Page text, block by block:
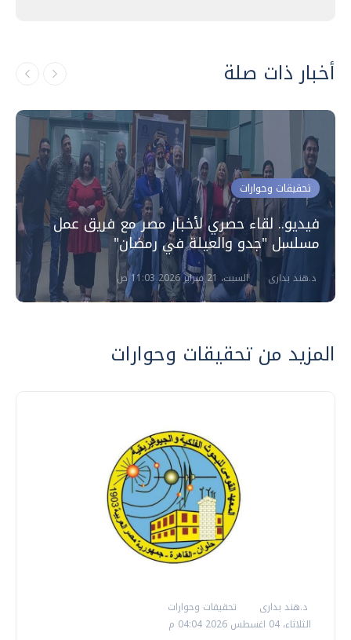
أخبار ذات صلة
تحقيقات وحوارات
فيديو.. لقاء حصري لأخبار مصر مع فريق عمل
مسلسل "جدو والعيلة في رمضان"
د.هند بدارى السبت، 21 فبراير 2026 11:03 ص
المزيد من تحقيقات وحوارات
د.هند بدارى
تحقيقات وحوارات
الثلاثاء، 04 اغسطس 2026 04:04 م